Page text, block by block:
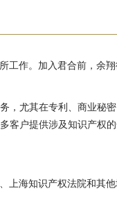
工作。加入君合前，余
，尤其在专利、商业秘
客户提供涉及知识产权
上海知识产权法院和其他